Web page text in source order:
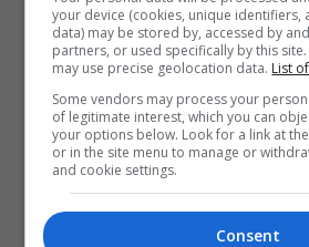
your device (cookies, unique identifiers,
data) may be stored by, accessed by
partners, or used specifically by this
may use precise geolocation data. List
Some vendors may process your
of legitimate interest, which you can
your options below. Look for a link at
or in the site menu to manage or
and cookie settings.
Consent